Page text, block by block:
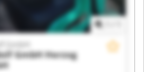
GmbH
GmbHHerzog